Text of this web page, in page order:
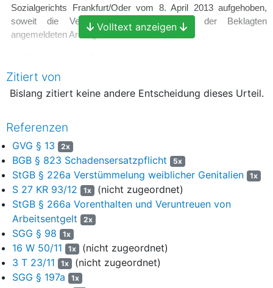
Sozialgerichts Frankfurt/Oder vom 8. April 2013 aufgehoben,
soweit die Verweisung auch die von der Beklagten
angemeldeten Arbeitgeberanteile betrifft.
Die Beteiligten haben die Kosten des Beschwerdeverfahrens je
zur Hälfte zu tragen.
zugelassen.
Der Streitwert wird auf 800,- € festgesetzt.
Gründe
I.
1
Der Kläger wendet sich gegen die vom Sozialgericht
ausgesprochene Verweisung des Rechtsstreits an das
Amtsgericht.
2
In dem am 23. Dezember 2011 über das Vermögen des
Volltext anzeigen
Zitiert von
Bislang zitiert keine andere Entscheidung dieses Urteil.
Referenzen
GVG § 13 2x
BGB § 823 Schadensersatzpflicht 5x
StGB § 226a Verstümmelung weiblicher Genitalien 1x
S 27 KR 93/12 1x (nicht zugeordnet)
StGB § 266a Vorenthalten und Veruntreuen von
Arbeitsentgelt
2x
SGG § 98 1x
16 W 50/11 1x (nicht zugeordnet)
3 T 23/11
1x (nicht zugeordnet)
SGG § 197a
1x